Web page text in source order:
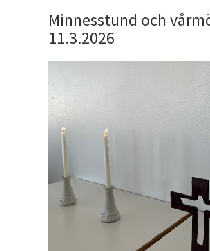
Minnesstund och
11.3.2026